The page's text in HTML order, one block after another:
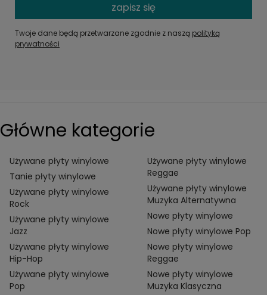
zapisz się
Twoje dane będą przetwarzane zgodnie z naszą polityką
prywatności
Główne kategorie
Używane płyty winylowe
Tanie płyty winylowe
Używane płyty winylowe
Rock
Używane płyty winylowe
Jazz
Używane płyty winylowe
Hip-Hop
Używane płyty winylowe
Pop
Używane płyty winylowe
Reggae
Używane płyty winylowe
Muzyka Alternatywna
Nowe płyty winylowe
Nowe płyty winylowe Pop
Nowe płyty winylowe
Reggae
Nowe płyty winylowe
Muzyka Klasyczna